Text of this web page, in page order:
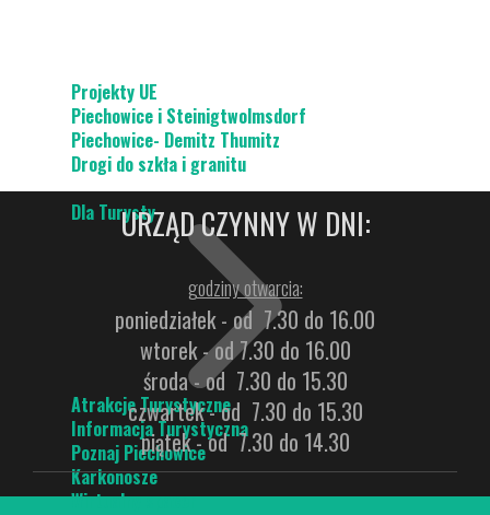
Projekty UE
Piechowice i Steinigtwolmsdorf
Piechowice- Demitz Thumitz
Drogi do szkła i granitu
Dla Turysty
Atrakcje Turystyczne
Informacja Turystyczna
Poznaj Piechowice
Karkonosze
Wirtualny spacer
URZĄD CZYNNY W DNI:
godziny otwarcia:
poniedziałek - od 7.30 do 16.00
wtorek - od 7.30 do 16.00
środa - od 7.30 do 15.30
czwartek - od 7.30 do 15.30
piątek - od 7.30 do 14.30